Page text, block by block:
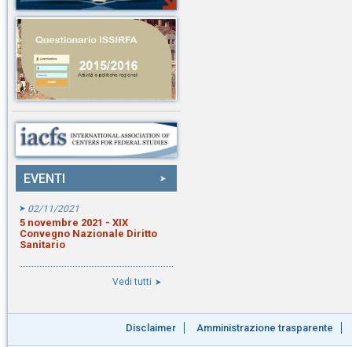
EVENTI
02/11/2021
5 novembre 2021 - XIX
Convegno Nazionale Diritto
Sanitario
Vedi tutti
Disclaimer Amministrazione trasparente